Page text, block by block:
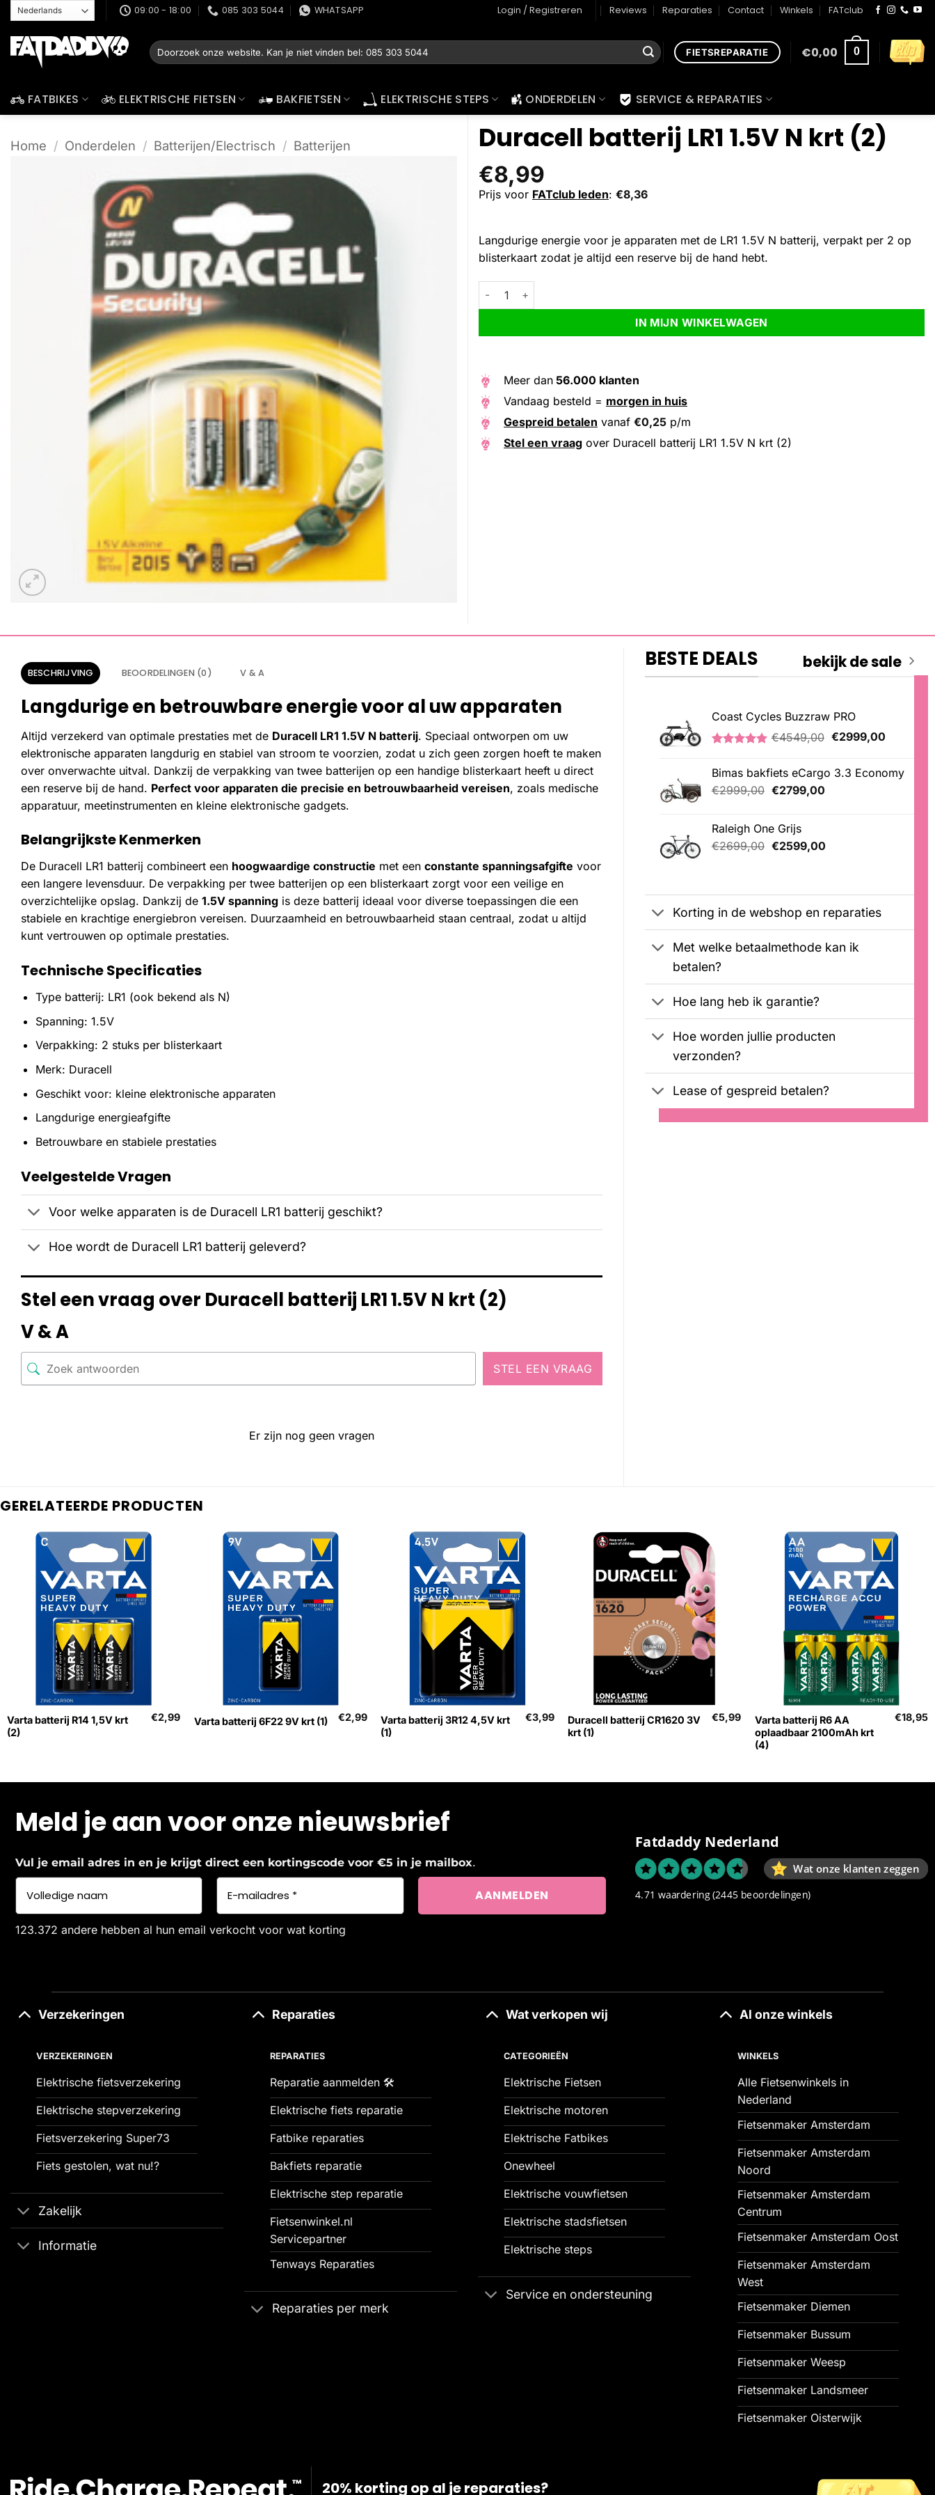
naar
inhoud
09:00 - 18:00 085 303 5044 WHATSAPP Login / Registreren Reviews Reparaties Contact Winkels FATclub
Zoeken
naar:
FIETSREPARATIE €0,00 0
FATBIKES ELEKTRISCHE FIETSEN BAKFIETSEN ELEKTRISCHE STEPS ONDERDELEN SERVICE & REPARATIES
Home / Onderdelen / Batterijen/Electrisch / Batterijen Duracell batterij LR1 1.5V N krt (2)
€8,99
Prijs voor FATclub leden: €8,36
Langdurige energie voor je apparaten met de LR1 1.5V N batterij, verpakt per 2 op
blisterkaart zodat je altijd een reserve bij de hand hebt.
Duracell batterij LR1 1.5V N krt (2) aantal
IN MIJN WINKELWAGEN
Alternative:
Meer dan 56.000 klanten
Vandaag besteld = morgen in huis
Gespreid betalen vanaf €0,25 p/m
Stel een vraag over Duracell batterij LR1 1.5V N krt (2)
BESCHRIJVING BEOORDELINGEN (0) V & A
Langdurige en betrouwbare energie voor al uw apparaten
Altijd verzekerd van optimale prestaties met de Duracell LR1 1.5V N batterij. Speciaal ontworpen om uw
elektronische apparaten langdurig en stabiel van stroom te voorzien, zodat u zich geen zorgen hoeft te maken
over onverwachte uitval. Dankzij de verpakking van twee batterijen op een handige blisterkaart heeft u direct
een reserve bij de hand. Perfect voor apparaten die precisie en betrouwbaarheid vereisen, zoals medische
apparatuur, meetinstrumenten en kleine elektronische gadgets.
Belangrijkste Kenmerken
De Duracell LR1 batterij combineert een hoogwaardige constructie met een constante spanningsafgifte voor
een langere levensduur. De verpakking per twee batterijen op een blisterkaart zorgt voor een veilige en
overzichtelijke opslag. Dankzij de 1.5V spanning is deze batterij ideaal voor diverse toepassingen die een
stabiele en krachtige energiebron vereisen. Duurzaamheid en betrouwbaarheid staan centraal, zodat u altijd
kunt vertrouwen op optimale prestaties.
Technische Specificaties
Type batterij: LR1 (ook bekend als N)
Spanning: 1.5V
Verpakking: 2 stuks per blisterkaart
Merk: Duracell
Geschikt voor: kleine elektronische apparaten
Langdurige energieafgifte
Betrouwbare en stabiele prestaties
Veelgestelde Vragen
Voor welke apparaten is de Duracell LR1 batterij geschikt?
Hoe wordt de Duracell LR1 batterij geleverd?
Stel een vraag over Duracell batterij LR1 1.5V N krt (2)
V & A
STEL EEN VRAAG
Er zijn nog geen vragen
BESTE DEALS bekijk de sale
Coast Cycles Buzzraw PRO
5.00
op 5
gebaseerd
op
klantbeoordeling
€4549,00 Oorspronkelijke
€4549,00.
€2999,00Huidige
Bimas bakfiets eCargo 3.3 Economy
€2999,00 Oorspronkelijke
€2999,00.
€2799,00Huidige
Raleigh One Grijs
€2699,00 Oorspronkelijke
€2599,00Huidige
Korting in de webshop en reparaties
Met welke betaalmethode kan ik
betalen?
Hoe lang heb ik garantie?
Hoe worden jullie producten
verzonden?
Lease of gespreid betalen?
GERELATEERDE PRODUCTEN
Varta batterij R14 1,5V krt
(2)
€2,99 Varta batterij 6F22 9V krt (1) €2,99
Varta batterij 3R12 4,5V krt
(1)
€3,99
Duracell batterij CR1620 3V
krt (1)
€5,99
Varta batterij R6 AA
oplaadbaar 2100mAh krt
(4)
€18,95
Meld je aan voor onze nieuwsbrief
Vul je email adres in en je krijgt direct een kortingscode voor €5 in je mailbox.
123.372 andere hebben al hun email verkocht voor wat korting
Fatdaddy Nederland
Wat onze klanten zeggen
4.71 waardering (2445 beoordelingen)
Verzekeringen
VERZEKERINGEN
Elektrische fietsverzekering
Elektrische stepverzekering
Fietsverzekering Super73
Fiets gestolen, wat nu!?
Zakelijk
Informatie
Reparaties
REPARATIES
Reparatie aanmelden 🛠️
Elektrische fiets reparatie
Fatbike reparaties
Bakfiets reparatie
Elektrische step reparatie
Fietsenwinkel.nl
Servicepartner
Tenways Reparaties
Reparaties per merk
Wat verkopen wij
CATEGORIEËN
Elektrische Fietsen
Elektrische motoren
Elektrische Fatbikes
Onewheel
Elektrische vouwfietsen
Elektrische stadsfietsen
Elektrische steps
Service en ondersteuning
Al onze winkels
WINKELS
Alle Fietsenwinkels in
Nederland
Fietsenmaker Amsterdam
Fietsenmaker Amsterdam
Noord
Fietsenmaker Amsterdam
Centrum
Fietsenmaker Amsterdam Oost
Fietsenmaker Amsterdam
West
Fietsenmaker Diemen
Fietsenmaker Bussum
Fietsenmaker Weesp
Fietsenmaker Landsmeer
Fietsenmaker Oisterwijk
20% korting op al je reparaties?